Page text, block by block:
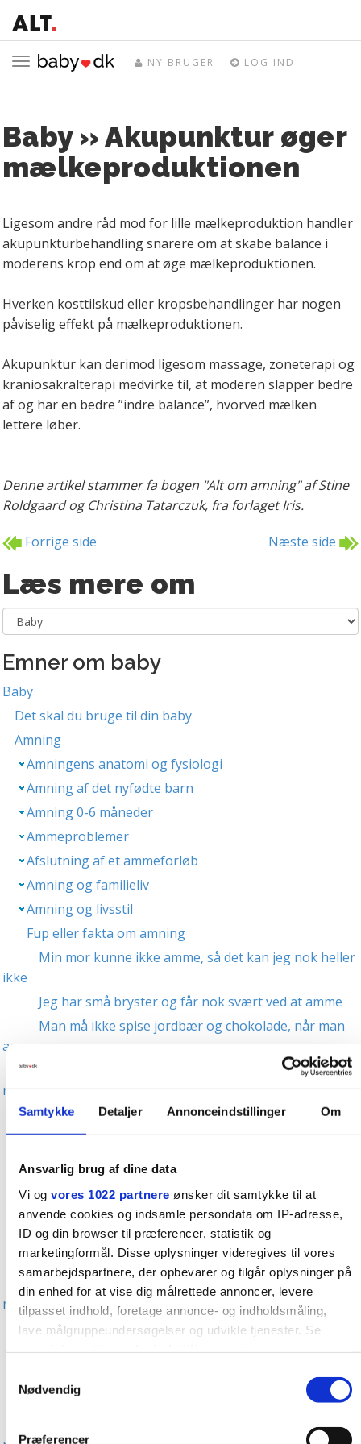
Samtykke Detaljer Annonceindstillinger Om
Ansvarlig brug af dine data
Vi og vores 1022 partnere ønsker dit samtykke til at
anvende cookies og indsamle persondata om IP-adresse,
ID og din browser til præferencer, statistik og
marketingformål. Disse oplysninger videregives til vores
samarbejdspartnere, der opbevarer og tilgår oplysninger på
din enhed for at vise dig målrettede annoncer, levere
tilpasset indhold, foretage annonce- og indholdsmåling,
lave målgruppeundersøgelser og udvikle tjenester. Se
eller ændre indstillinger fra vores "Cookiedeklaration", eller
Nødvendig
Præferencer
Toggle
NY BRUGER LOG IND
Baby » Akupunktur øger
mælkeproduktionen
Ligesom andre råd mod for lille mælkeproduktion handler
akupunkturbehandling snarere om at skabe balance i
moderens krop end om at øge mælkeproduktionen.
Hverken kosttilskud eller kropsbehandlinger har nogen
påviselig effekt på mælkeproduktionen.
Akupunktur kan derimod ligesom massage, zoneterapi og
kraniosakralterapi medvirke til, at moderen slapper bedre
af og har en bedre ”indre balance”, hvorved mælken
lettere løber.
Denne artikel stammer fa bogen "Alt om amning" af Stine
Roldgaard og Christina Tatarczuk, fra forlaget Iris.
Forrige side Næste side
Læs mere om
Emner om baby
Baby
Det skal du bruge til din baby
Amning
Amningens anatomi og fysiologi
Amning af det nyfødte barn
Amning 0-6 måneder
Ammeproblemer
Afslutning af et ammeforløb
Amning og familieliv
Amning og livsstil
Fup eller fakta om amning
Min mor kunne ikke amme, så det kan jeg nok heller
ikke
Jeg har små bryster og får nok svært ved at amme
Man må ikke spise jordbær og chokolade, når man
ammer
Den lille vil til brystet ofte, fordi der ikke er næring
nok i mælken
Man skal drikke mælk for at producere mælk
Det er godt at hærde brystvorterne inden amning
Brystopererede kan ikke amme
Man skal spise for to, når man ammer
Amning virker som prævention
Man får lange, slappe bryster af at amme
Børn bliver forkælede af at blive ammet længe
En stor nyfødt har tit behov for mere mad end
moderen kan lave fra starten
Hvidtøl hjælper mod for lidt mælk
Moderens krop drænes under amning
Modermælk er fuld af giftige stoffer
Suttebrikker og strandskaller kan hjælpe sårede og